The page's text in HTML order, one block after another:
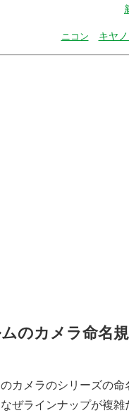
ニコン キヤ
のカメラ命名
カメラのシリーズの
ぜラインナップが複